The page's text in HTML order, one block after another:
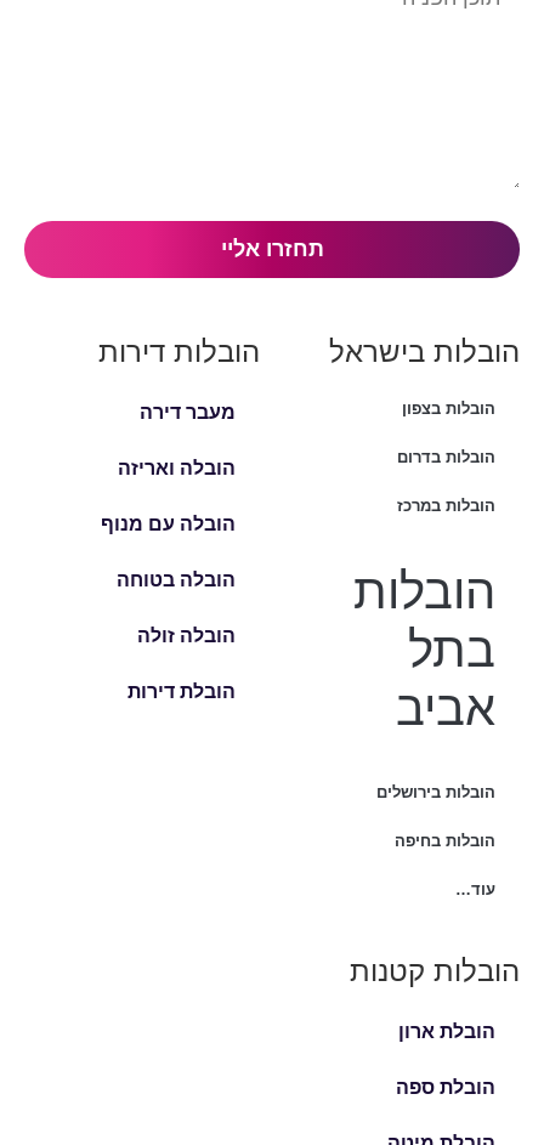
הובלות בישראל
הובלות בצפון
הובלות בדרום
הובלות במרכז
הובלות
בתל
אביב
הובלות בירושלים
הובלות בחיפה
עוד…
הובלות דירות
מעבר דירה
הובלה ואריזה
הובלה עם מנוף
הובלה בטוחה
הובלה זולה
הובלת דירות
הובלות קטנות
הובלת ארון
הובלת ספה